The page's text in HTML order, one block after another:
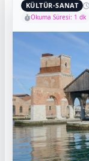
KÜLTÜR-SANAT
Okuma Süresi: 1 dk